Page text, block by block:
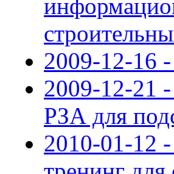
2009-12-16
2009-12-21
РЗА для
2010-01-12